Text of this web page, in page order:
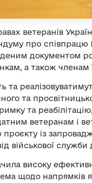
ветеранів
про співпрацю
документом
а також членам
та
та
та
ветеранам і
із
військової
високу
щодо напрямків